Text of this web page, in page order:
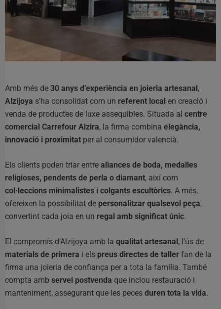
Amb més de 30 anys d’experiència en joieria artesanal,
Alzijoya s’ha consolidat com un referent local en creació i
venda de productes de luxe assequibles. Situada al centre
comercial Carrefour Alzira, la firma combina elegància,
innovació i proximitat per al consumidor valencià.
Els clients poden triar entre aliances de boda, medalles
religioses, pendents de perla o diamant, així com
col·leccions minimalistes i colgants escultòrics. A més,
ofereixen la possibilitat de personalitzar qualsevol peça,
convertint cada joia en un regal amb significat únic.
El compromís d’Alzijoya amb la qualitat artesanal, l’ús de
materials de primera i els preus directes de taller fan de la
firma una joieria de confiança per a tota la família. També
compta amb servei postvenda que inclou restauració i
manteniment, assegurant que les peces duren tota la vida.